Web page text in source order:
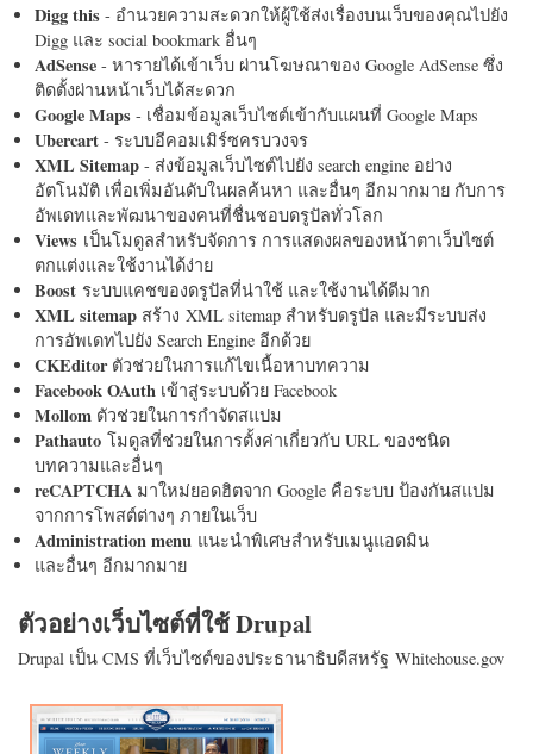
Digg this - อำนวยความสะดวกให้ผู้ใช้ส่งเรื่องบนเว็บของคุณไปยัง
Digg และ social bookmark อื่นๆ
AdSense - หารายได้เข้าเว็บ ผ่านโฆษณาของ Google AdSense ซึ่ง
ติดตั้งผ่านหน้าเว็บได้สะดวก
Google Maps - เชื่อมข้อมูลเว็บไซต์เข้ากับแผนที่ Google Maps
Ubercart - ระบบอีคอมเมิร์ซครบวงจร
XML Sitemap - ส่งข้อมูลเว็บไซต์ไปยัง search engine อย่าง
อัตโนมัติ เพื่อเพิ่มอันดับในผลค้นหา และอื่นๆ อีกมากมาย กับการ
อัพเดทและพัฒนาของคนที่ชื่นชอบดรูปัลทั่วโลก
Views เป็นโมดูลสำหรับจัดการ การแสดงผลของหน้าตาเว็บไซต์
ตกแต่งและใช้งานได้ง่าย
Boost ระบบแคชของดรูปัลที่น่าใช้ และใช้งานได้ดีมาก
XML sitemap สร้าง XML sitemap สำหรับดรูปัล และมีระบบส่ง
การอัพเดทไปยัง Search Engine อีกด้วย
CKEditorตัวช่วยในการแก้ไขเนื้อหาบทความ
Facebook OAuth เข้าสู่ระบบด้วย Facebook
Mollom ตัวช่วยในการกำจัดสแปม
Pathauto โมดูลที่ช่วยในการตั้งค่าเกี่ยวกับ URL ของชนิด
บทความและอื่นๆ
reCAPTCHA มาใหม่ยอดฮิตจาก Google คือระบบ ป้องกันสแปม
จากการโพสต์ต่างๆ ภายในเว็บ
Administration menu แนะนำพิเศษสำหรับเมนูแอดมิน
และอื่นๆ อีกมากมาย
ตัวอย่างเว็บไซต์ที่ใช้ Drupal
Drupal เป็น CMS ที่เว็บไซต์ของประธานาธิบดีสหรัฐ Whitehouse.gov